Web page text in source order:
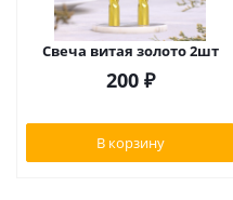
Свеча витая золото 2шт
200₽
В корзину